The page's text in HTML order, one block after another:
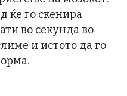
ќе го скенира
во секунда во
и истото да го